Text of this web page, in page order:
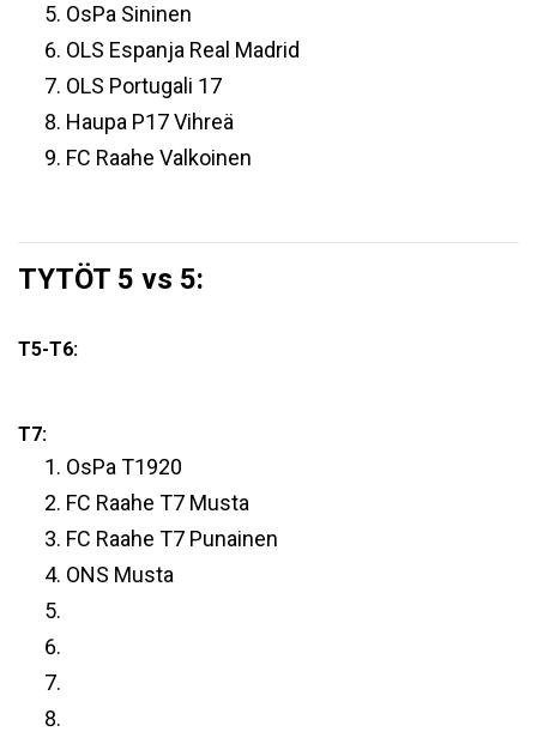
OsPa Sininen
OLS Espanja Real Madrid
OLS Portugali 17
Haupa P17 Vihreä
FC Raahe Valkoinen
TYTÖT 5 vs 5:
T5-T6:
T7:
OsPa T1920
FC Raahe T7 Musta
FC Raahe T7 Punainen
ONS Musta